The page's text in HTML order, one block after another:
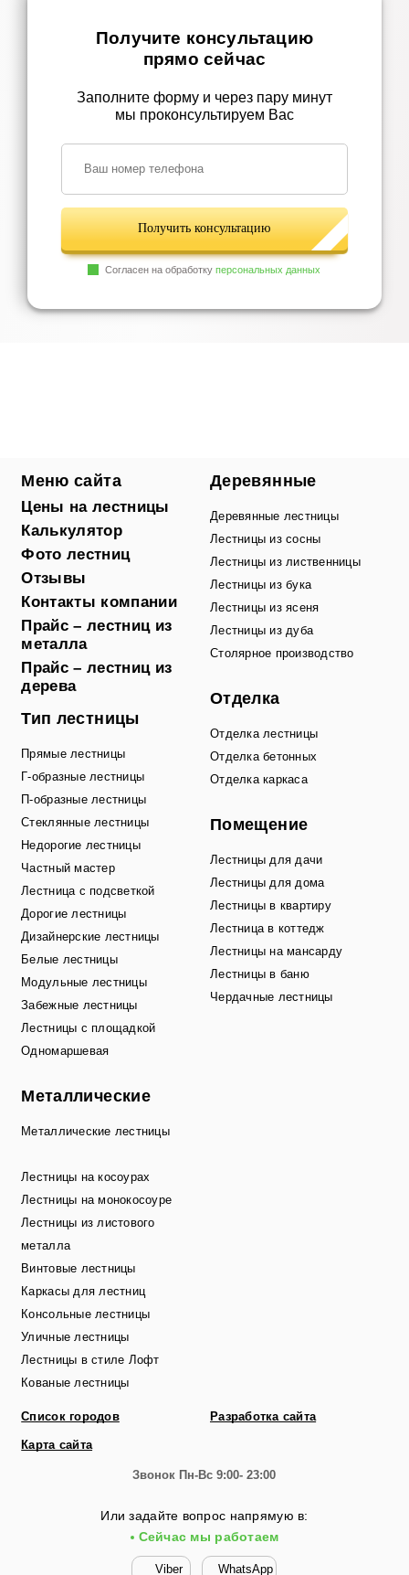
Получите консультацию
прямо сейчас
Заполните форму и через пару минут
мы проконсультируем Вас
Получить консультацию
Согласен на обработкуперсональных данных
Меню сайта
Цены на лестницы
Калькулятор
Фото лестниц
Отзывы
Контакты компании
Прайс – лестниц из
металла
Прайс – лестниц из
дерева
Тип лестницы
Г-образные лестницы
П-образные лестницы
Стеклянные лестницы
Недорогие лестницы
Частный мастер
Лестница с подсветкой
Дорогие лестницы
Дизайнерские лестницы
Белые лестницы
Модульные лестницы
Забежные лестницы
Лестницы с площадкой
Одномаршевая
Металлические
Металлические лестницы
Лестницы на косоурах
Лестницы на монокосоуре
Лестницы из листового
металла
Винтовые лестницы
Каркасы для лестниц
Консольные лестницы
Уличные лестницы
Лестницы в стиле Лофт
Кованые лестницы
Деревянные
Деревянные лестницы
Лестницы из сосны
Лестницы из лиственницы
Лестницы из бука
Лестницы из ясеня
Лестницы из дуба
Столярное производство
Отделка
Отделка лестницы
Отделка бетонных
Отделка каркаса
Помещение
Лестницы для дачи
Лестницы для дома
Лестницы в квартиру
Лестница в коттедж
Лестницы на мансарду
Лестницы в баню
Чердачные лестницы
Список городов
Карта сайта
Разработка сайта
Звонок Пн-Вс 9:00- 23:00
Или задайте вопрос напрямую в:
Сейчас мы работаем
Viber WhatsApp